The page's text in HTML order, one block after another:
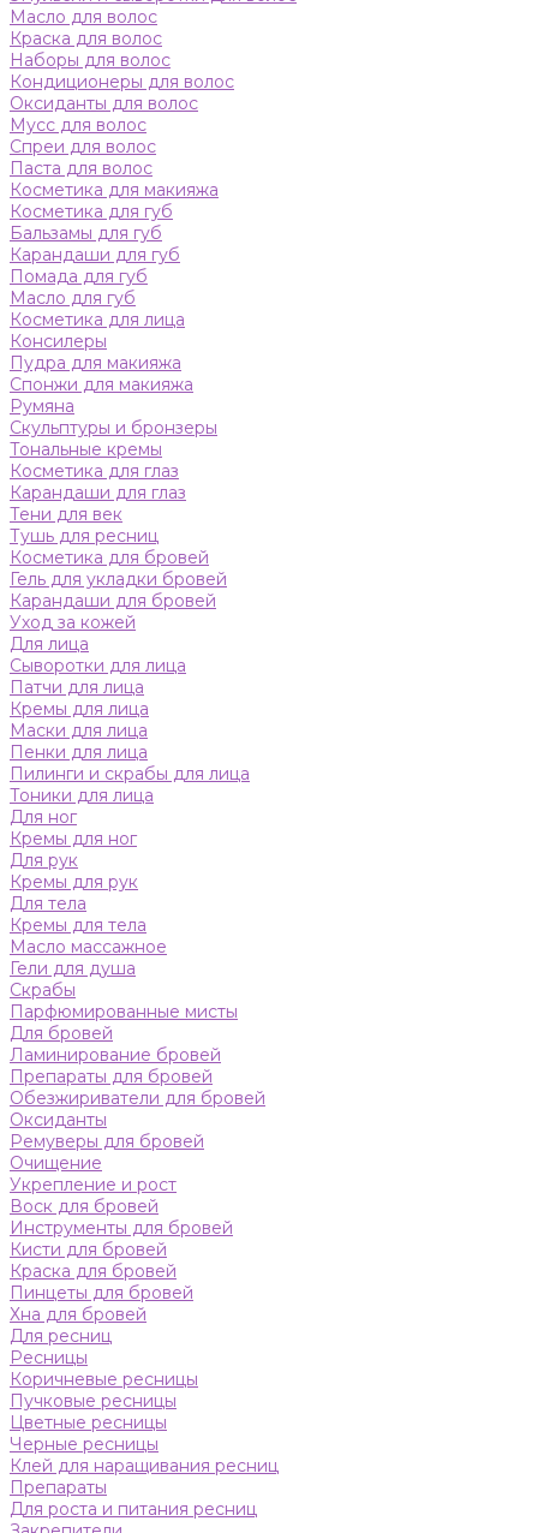
Масло для волос
Краска для волос
Наборы для волос
Кондиционеры для волос
Оксиданты для волос
Мусс для волос
Спреи для волос
Паста для волос
Косметика для макияжа
Косметика для губ
Бальзамы для губ
Карандаши для губ
Помада для губ
Масло для губ
Косметика для лица
Консилеры
Пудра для макияжа
Спонжи для макияжа
Румяна
Скульптуры и бронзеры
Тональные кремы
Косметика для глаз
Карандаши для глаз
Тени для век
Тушь для ресниц
Косметика для бровей
Гель для укладки бровей
Карандаши для бровей
Уход за кожей
Для лица
Сыворотки для лица
Патчи для лица
Кремы для лица
Маски для лица
Пенки для лица
Пилинги и скрабы для лица
Тоники для лица
Для ног
Кремы для ног
Для рук
Кремы для рук
Для тела
Кремы для тела
Масло массажное
Гели для душа
Скрабы
Парфюмированные мисты
Для бровей
Ламинирование бровей
Препараты для бровей
Обезжириватели для бровей
Оксиданты
Ремуверы для бровей
Очищение
Укрепление и рост
Воск для бровей
Инструменты для бровей
Кисти для бровей
Краска для бровей
Пинцеты для бровей
Хна для бровей
Для ресниц
Ресницы
Коричневые ресницы
Пучковые ресницы
Цветные ресницы
Черные ресницы
Клей для наращивания ресниц
Препараты
Для роста и питания ресниц